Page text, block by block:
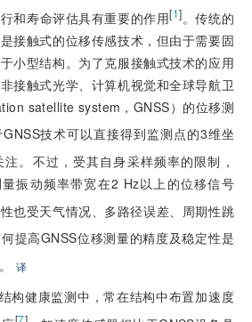
和寿命评估具有重要的作用[1]。传统的
接触式的位移传感技术，但由于需要固
小型结构。为了克服接触式技术的应用
接触式光学、计算机视觉和全球导航卫
satellite system，GNSS）的位移测
技术可以直接得到监测点的3维坐
。不过，受其自身采样频率的限制，
振动频率带宽在2 Hz以上的位移信号
也受天气情况、多路径误差、周期性跳
提高GNSS位移测量的精度及稳定性是
。 译
构健康监测中，常在结构中布置加速度
[7]